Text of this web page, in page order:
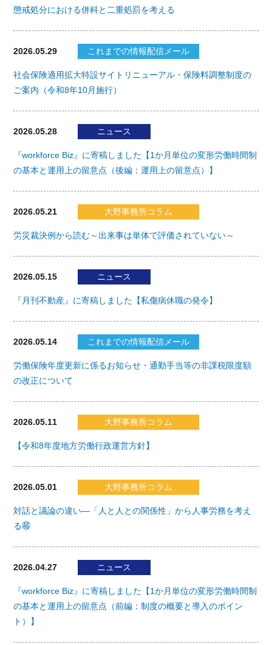
懲戒処分における併科と二重処罰を考える
2026.05.29 これまでの情報配信メール
社会保険適用拡大特設サイトリニューアル・保険料調整制度の
ご案内（令和8年10月施行）
2026.05.28 ニュース
『workforce Biz』に寄稿しました【1か月単位の変形労働時間制
の基本と運用上の留意点（後編：運用上の留意点）】
2026.05.21 大野事務所コラム
労災裁決例から読む～出来事は単体で評価されていない～
2026.05.15 ニュース
『月刊不動産』に寄稿しました【私傷病休職の発令】
2026.05.14 これまでの情報配信メール
労働保険年度更新に係るお知らせ・通勤手当等の非課税限度額
の改正について
2026.05.11 大野事務所コラム
【令和8年度地方労働行政運営方針】
2026.05.01 大野事務所コラム
対話と議論の違い―「人と人との関係性」から人事労務を考え
る㊻
2026.04.27 ニュース
『workforce Biz』に寄稿しました【1か月単位の変形労働時間制
の基本と運用上の留意点（前編：制度の概要と導入のポイン
ト）】